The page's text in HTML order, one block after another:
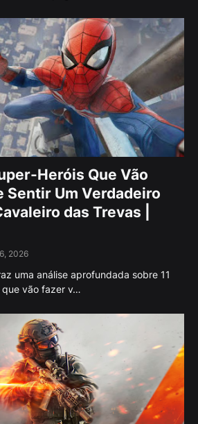
Heróis Que Vão
Sentir Um Verdadeiro
das Trevas |
2026
uma análise aprofundada sobre 11
que vão fazer v…